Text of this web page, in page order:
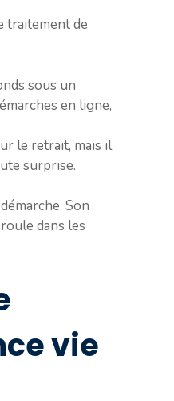
traitement de
sous un
en ligne,
le retrait, mais il
surprise.
Son
dans les
vie